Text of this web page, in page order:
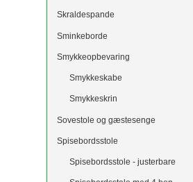
Skraldespande
Sminkeborde
Smykkeopbevaring
Smykkeskabe
Smykkeskrin
Sovestole og gæstesenge
Spisebordsstole
Spisebordsstole - justerbare